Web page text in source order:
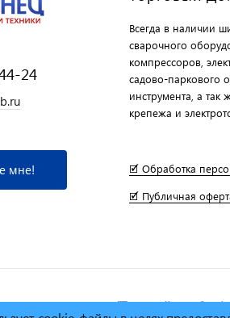
24
мне!
Всегда в наличии
сварочного
компрессоров,
садово-паркового
инструмента, а так
крепежа и
🗹 Обработка
🗹 Публичная
и техники"Торговый дом